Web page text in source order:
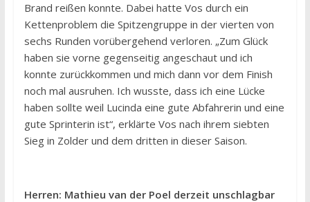
Brand reißen konnte. Dabei hatte Vos durch ein
Kettenproblem die Spitzengruppe in der vierten von
sechs Runden vorübergehend verloren. „Zum Glück
haben sie vorne gegenseitig angeschaut und ich
konnte zurückkommen und mich dann vor dem Finish
noch mal ausruhen. Ich wusste, dass ich eine Lücke
haben sollte weil Lucinda eine gute Abfahrerin und eine
gute Sprinterin ist“, erklärte Vos nach ihrem siebten
Sieg in Zolder und dem dritten in dieser Saison.
Herren: Mathieu van der Poel derzeit unschlagbar